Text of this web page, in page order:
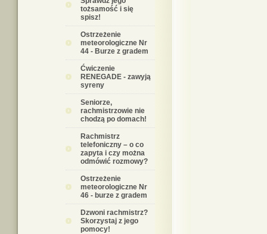
tożsamość i się
spisz!
Ostrzeżenie
meteorologiczne Nr
44 - Burze z gradem
Ćwiczenie
RENEGADE - zawyją
syreny
Seniorze,
rachmistrzowie nie
chodzą po domach!
Rachmistrz
telefoniczny – o co
zapyta i czy można
odmówić rozmowy?
Ostrzeżenie
meteorologiczne Nr
46 - burze z gradem
Dzwoni rachmistrz?
Skorzystaj z jego
pomocy!